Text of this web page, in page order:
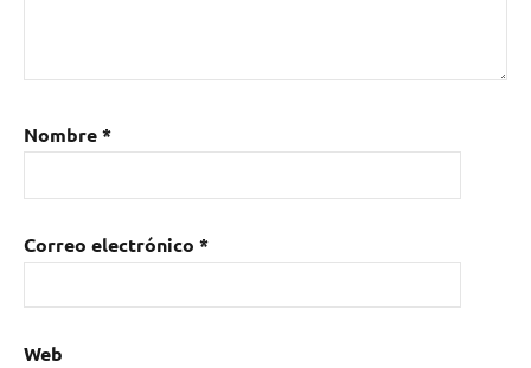
Nombre*
Correo electrónico *
Web